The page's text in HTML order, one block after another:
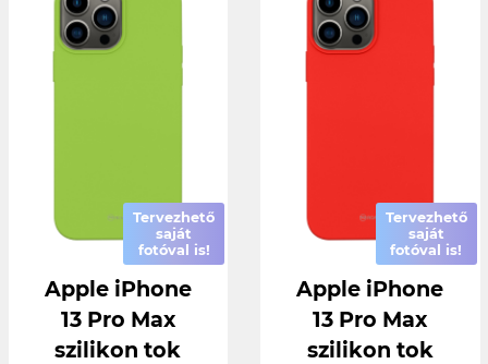
Tervezhető
saját
fotóval is!
Apple iPhone
13 Pro Max
szilikon tok
Tervezhető
saját
fotóval is!
Apple iPhone
13 Pro Max
szilikon tok